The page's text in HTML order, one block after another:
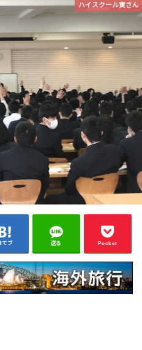
ハイスクール寅さん
てブ 送る Pocket